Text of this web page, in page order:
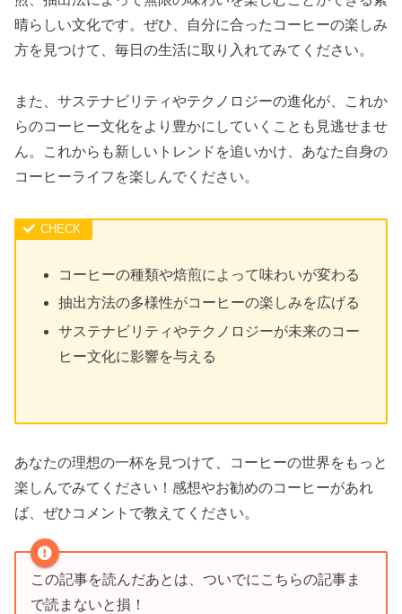
晴らしい文化です。ぜひ、自分に合ったコーヒーの楽しみ
方を見つけて、毎日の生活に取り入れてみてください。
また、サステナビリティやテクノロジーの進化が、これか
らのコーヒー文化をより豊かにしていくことも見逃せませ
ん。これからも新しいトレンドを追いかけ、あなた自身の
コーヒーライフを楽しんでください。
コーヒーの種類や焙煎によって味わいが変わる
抽出方法の多様性がコーヒーの楽しみを広げる
サステナビリティやテクノロジーが未来のコー
ヒー文化に影響を与える
あなたの理想の一杯を見つけて、コーヒーの世界をもっと
楽しんでみてください！感想やお勧めのコーヒーがあれ
ば、ぜひコメントで教えてください。
この記事を読んだあとは、ついでにこちらの記事ま
で読まないと損！